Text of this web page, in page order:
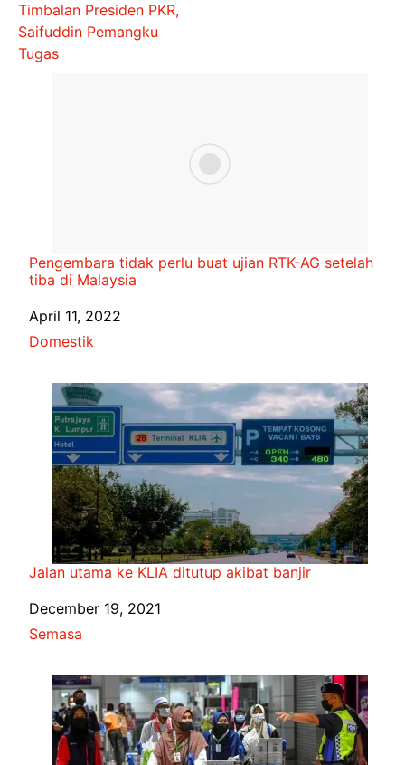
Timbalan Presiden PKR,
Saifuddin Pemangku
Tugas
Pengembara tidak perlu buat ujian RTK-AG setelah
tiba di Malaysia
Date
April 11, 2022
In relation to
Domestik
Jalan utama ke KLIA ditutup akibat banjir
Date
December 19, 2021
In relation to
Semasa